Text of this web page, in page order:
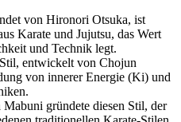
von Hironori Otsuka, ist
Karate und Jujutsu, das Wert
und Technik legt.
entwickelt von Chojun
von innerer Energie (Ki) und
gründete diesen Stil, der